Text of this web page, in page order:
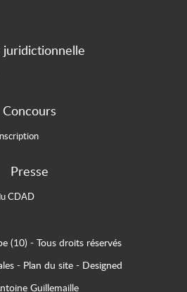
juridictionnelle
Concours
Presse
CDAD
(10) - Tous droits réservés
- Plan du site - Designed
Guillemaille